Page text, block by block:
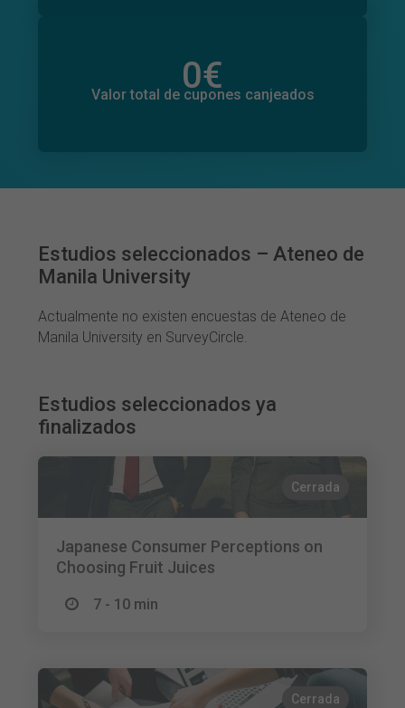
0€
Valor total de cupones canjeados
0€
Valor total de donaciones
Estudios seleccionados – Ateneo de
Manila University
Actualmente no existen encuestas de Ateneo de
Manila University en SurveyCircle.
Estudios seleccionados ya
finalizados
Cerrada
Japanese Consumer Perceptions on
Choosing Fruit Juices
7 - 10 min
Cerrada